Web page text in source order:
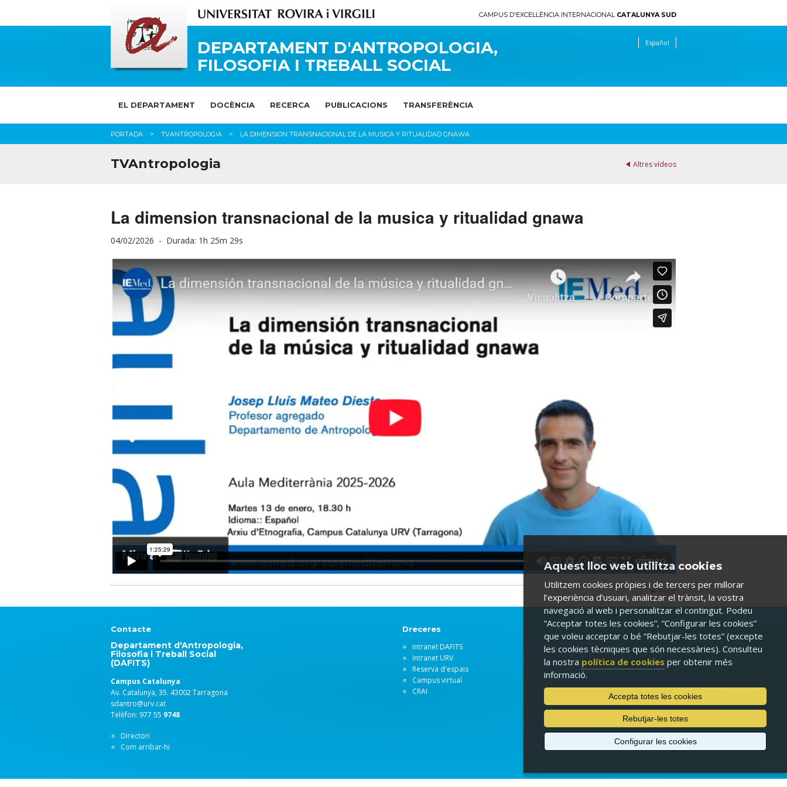
CAMPUS D'EXCEL·LÈNCIA INTERNACIONAL CATALUNYA SUD
DEPARTAMENT D'ANTROPOLOGIA,
FILOSOFIA I TREBALL SOCIAL
Español
EL DEPARTAMENT DOCÈNCIA RECERCA PUBLICACIONS TRANSFERÈNCIA
PORTADA TVANTROPOLOGIA LA DIMENSION TRANSNACIONAL DE LA MUSICA Y RITUALIDAD GNAWA
Altres vídeos
TVAntropologia
La dimension transnacional de la musica y ritualidad gnawa
04/02/2026 - Durada: 1h 25m 29s
Pujar
Contacte
Departament d'Antropologia,
Filosofia i Treball Social
(DAFITS)
Campus Catalunya
Av. Catalunya, 35. 43002 Tarragona
sdantro@urv.cat
Telèfon: 977 55 9748
Directori
Com arribar-hi
Dreceres
Intranet DAFITS
Intranet URV
Reserva d'espais
Campus virtual
CRAI
Aquest lloc web utilitza cookies
Utilitzem cookies pròpies i de tercers per millorar
l’experiència d’usuari, analitzar el trànsit, la vostra
navegació al web i personalitzar el contingut. Podeu
“Acceptar totes les cookies”, “Configurar les cookies”
que voleu acceptar o bé “Rebutjar-les totes” (excepte
les cookies tècniques que són necessàries). Consulteu
la nostra política de cookies per obtenir més
informació.
Accepta totes les cookies
Rebutjar-les totes
Configurar les cookies